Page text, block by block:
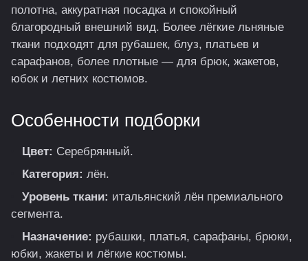
полотна, аккуратная посадка и спокойный
благородный внешний вид. Более лёгкие льняные
ткани подходят для рубашек, блуз, платьев и
сарафанов, более плотные — для брюк, жакетов,
юбок и летних костюмов.
Особенности подборки
Цвет: Серебрянный.
Категория: лён.
Уровень ткани: итальянский лён премиального
сегмента.
Назначение: рубашки, платья, сарафаны, брюки,
юбки, жакеты и лёгкие костюмы.